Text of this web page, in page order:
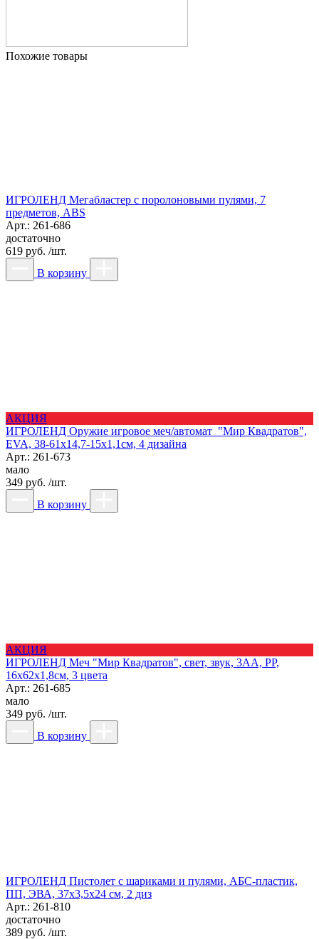
Похожие товары
ИГРОЛЕНД Мегабластер с поролоновыми пулями, 7
предметов, ABS
Арт.: 261-686
достаточно
619 руб. /шт.
В корзину
АКЦИЯ
ИГРОЛЕНД Оружие игровое меч/автомат "Мир Квадратов",
EVA, 38-61х14,7-15х1,1см, 4 дизайна
Арт.: 261-673
мало
349 руб. /шт.
В корзину
АКЦИЯ
ИГРОЛЕНД Меч "Мир Квадратов", свет, звук, 3АА, PP,
16х62х1,8см, 3 цвета
Арт.: 261-685
мало
349 руб. /шт.
В корзину
ИГРОЛЕНД Пистолет с шариками и пулями, АБС-пластик,
ПП, ЭВА, 37х3,5х24 см, 2 диз
Арт.: 261-810
достаточно
389 руб. /шт.